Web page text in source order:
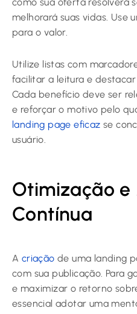
como sua oferta resolverá
melhorará suas vidas. Use
para o valor.
Utilize listas com
facilitar a leitura e
Cada benefício deve ser
e reforçar o motivo pelo
landing page eficaz se
usuário.
Otimização e
Contínua
A criação de uma landing
com sua publicação. Para
e maximizar o retorno
essencial adotar uma